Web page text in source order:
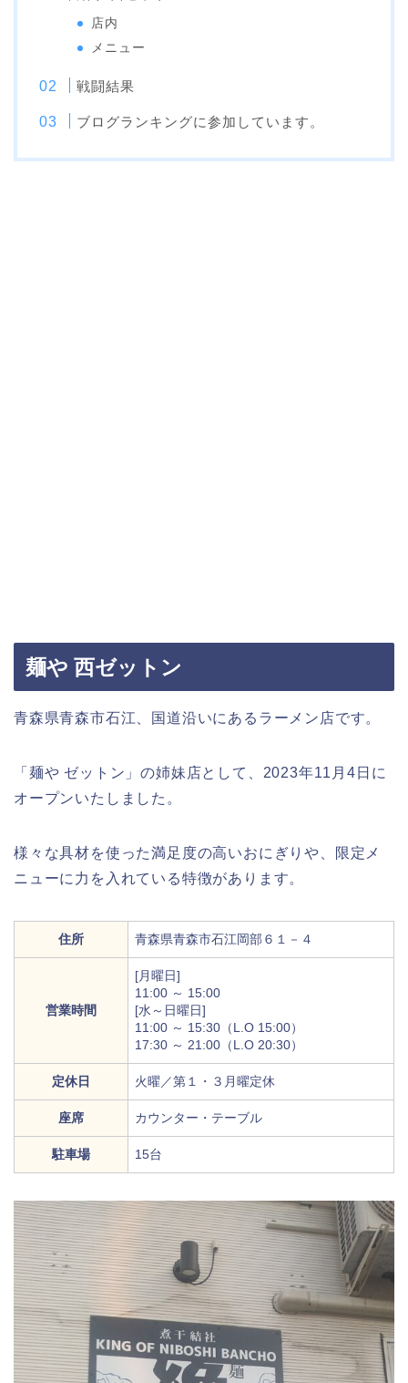
店内
メニュー
戦闘結果
ブログランキングに参加しています。
麺や 西ゼットン
青森県青森市石江、国道沿いにあるラーメン店です。
「麺や ゼットン」の姉妹店として、2023年11月4日に
オープンいたしました。
様々な具材を使った満足度の高いおにぎりや、限定メ
ニューに力を入れている特徴があります。
住所 青森県青森市石江岡部６１－４
営業時間
[月曜日]
11:00 ～ 15:00
[水～日曜日]
11:00 ～ 15:30（L.O 15:00）
17:30 ～ 21:00（L.O 20:30）
定休日 火曜／第１・３月曜定休
座席 カウンター・テーブル
駐車場 15台